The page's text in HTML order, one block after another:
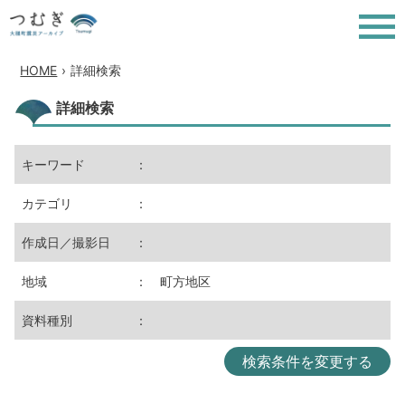
HOME › 詳細検索
詳細検索
キーワード ：
カテゴリ ：
作成日／撮影日 ：
地域 ： 町方地区
資料種別 ：
検索条件を変更する